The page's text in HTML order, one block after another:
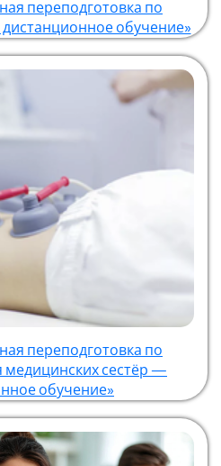
переподготовка по
обучение»
переподготовка по
медицинских сестёр —
обучение»